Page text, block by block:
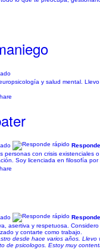
y salud mental.
con crisis
Soy licenciada en filosofía por
asertiva y respetuosa.
y contarte como trabajo.
desde hace varios años.
de psicologos. Estoy muy